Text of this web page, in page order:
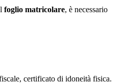
foglio matricolare, è necessario
certificato di idoneità fisica.